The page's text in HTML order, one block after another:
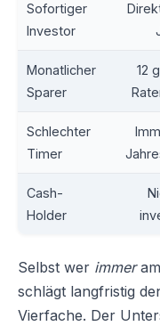
Sofortiger
Investor
Monatlicher
Sparer
12
Schlechter
Timer
Cash-
Holder
Selbst wer immer
schlägt langfristig
Vierfache. Der